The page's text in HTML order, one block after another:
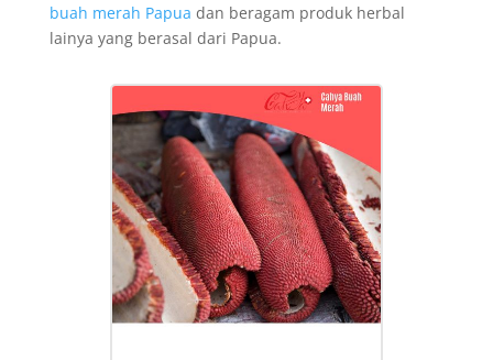
buah merah Papua dan beragam produk herbal
lainya yang berasal dari Papua.